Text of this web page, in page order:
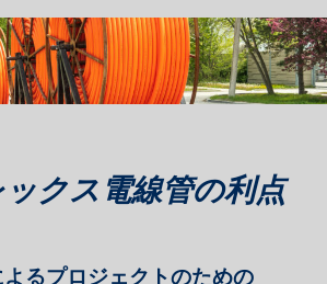
クス電線管の利点
るプロジェクトのための